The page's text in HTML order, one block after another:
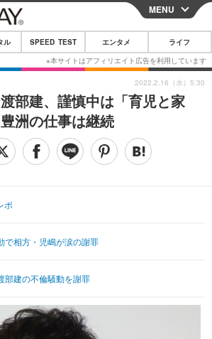
CLOSE
スマートフォン
その他
映画・ドラマ
法
MENU
ル SPEED TEST エンタメ ライフ
部建、謹慎中は「育児と家
洲の仕事は継続
ポ
で相方・児嶋が涙の謝罪
部建の不倫騒動を謝罪
2022.2.16（水）5:30